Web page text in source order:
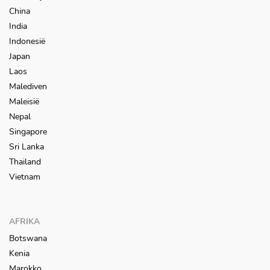
China
India
Indonesië
Japan
Laos
Malediven
Maleisië
Nepal
Singapore
Sri Lanka
Thailand
Vietnam
AFRIKA
Botswana
Kenia